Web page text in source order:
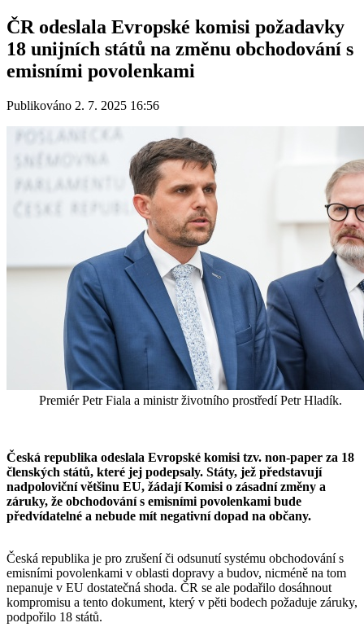
ČR odeslala Evropské komisi požadavky
18 unijních států na změnu obchodování s
emisními povolenkami
Publikováno 2. 7. 2025 16:56
Premiér Petr Fiala a ministr životního prostředí Petr Hladík.
Česká republika odeslala Evropské komisi tzv. non-paper za 18
členských států, které jej podepsaly. Státy, jež představují
nadpoloviční většinu EU, žádají Komisi o zásadní změny a
záruky, že obchodování s emisními povolenkami bude
předvídatelné a nebude mít negativní dopad na občany.
Česká republika je pro zrušení či odsunutí systému obchodování s
emisními povolenkami v oblasti dopravy a budov, nicméně na tom
nepanuje v EU dostatečná shoda. ČR se ale podařilo dosáhnout
kompromisu a tento dokument, který v pěti bodech požaduje záruky,
podpořilo 18 států.